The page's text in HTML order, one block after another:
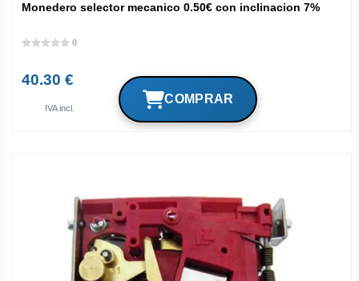
Monedero selector mecanico 0.50€ con inclinacion 7%
0
40.30 €
IVA incl.